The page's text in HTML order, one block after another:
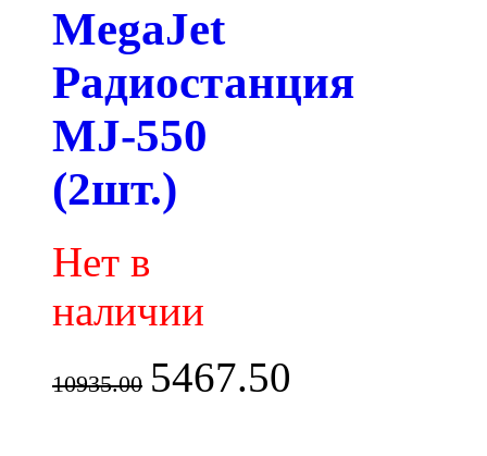
MegaJet
Радиостанция
MJ-550
(2шт.)
Нет в
наличии
10935.00 5467.50